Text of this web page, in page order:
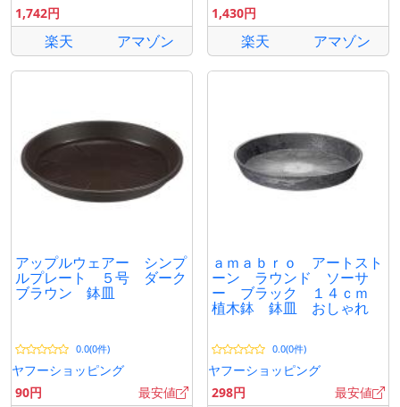
1,742円
楽天 アマゾン
1,430円
楽天 アマゾン
アップルウェアー シンプ
ルプレート ５号 ダーク
ブラウン 鉢皿
0.0(0件)
ヤフーショッピング
90円
最安値
ａｍａｂｒｏ アートスト
ーン ラウンド ソーサ
ー ブラック １４ｃｍ
植木鉢 鉢皿 おしゃれ
0.0(0件)
ヤフーショッピング
298円
最安値